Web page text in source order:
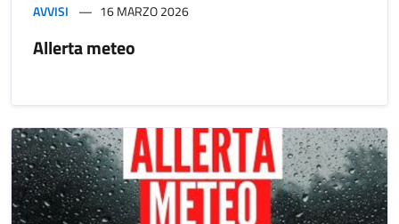
AVVISI 16 MARZO 2026
Allerta meteo